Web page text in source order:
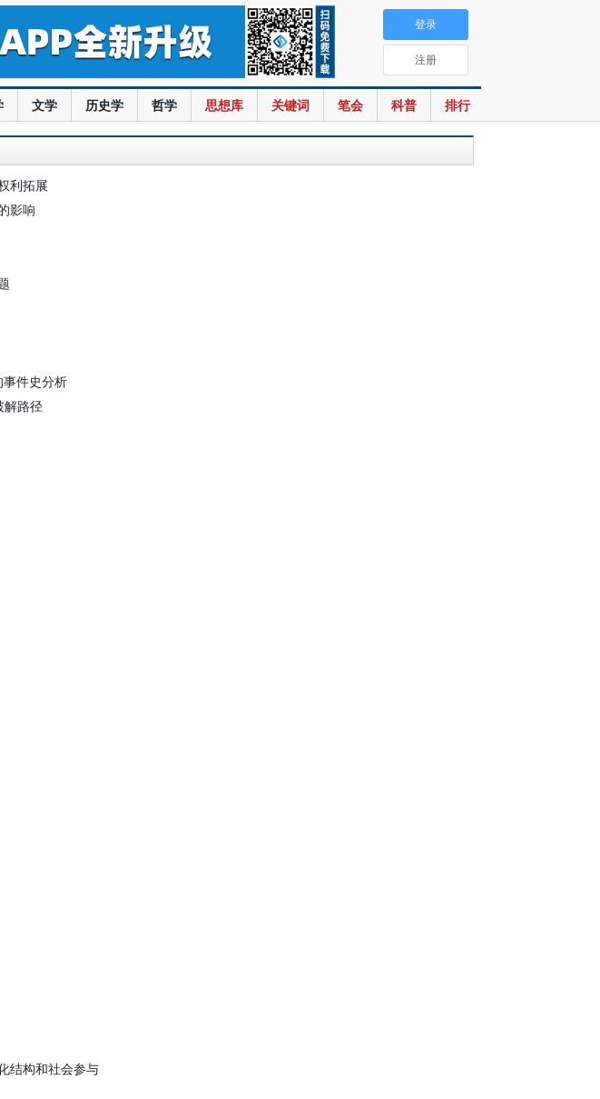
文学 历史学 哲学 思想库 关键词 笔会 科普 排行
登录
注册
利拓展
影响
件史分析
解路径
结构和社会参与